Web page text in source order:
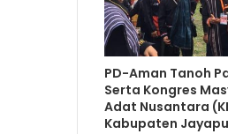
PD-Aman Tanoh
Serta Kongres
Adat Nusantara
Kabupaten